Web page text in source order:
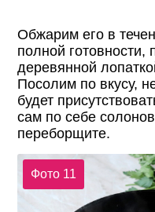
Обжарим его в
полной
деревянной
Посолим по вкусу,
будет
сам по себе
переборщите.
Фото 11